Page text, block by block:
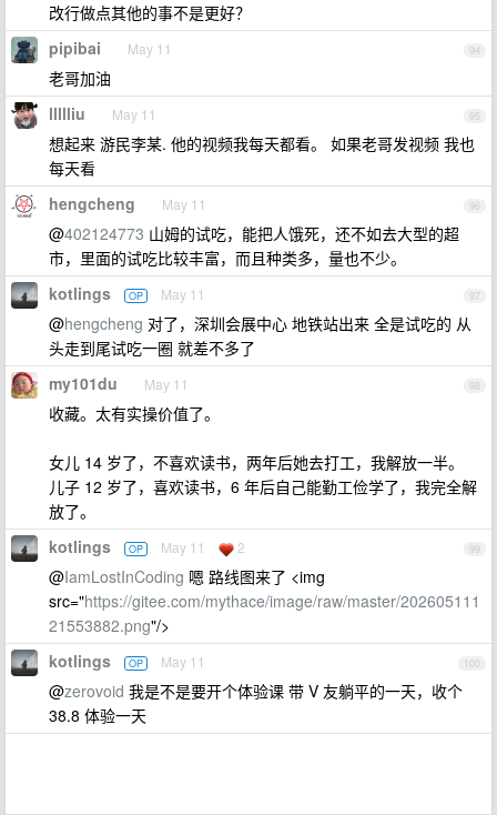
改行做点其他的事不是更好？
94
pipibai May 11
老哥加油
95
llllliu May 11
想起来 游民李某. 他的视频我每天都看。 如果老哥发视频 我也
每天看
96
hengcheng May 11
@402124773 山姆的试吃，能把人饿死，还不如去大型的超
市，里面的试吃比较丰富，而且种类多，量也不少。
97
kotlings OP May 11
@hengcheng 对了，深圳会展中心 地铁站出来 全是试吃的 从
头走到尾试吃一圈 就差不多了
98
my101du May 11
收藏。太有实操价值了。
女儿 14 岁了，不喜欢读书，两年后她去打工，我解放一半。
儿子 12 岁了，喜欢读书，6 年后自己能勤工俭学了，我完全解
放了。
99
kotlings OP May 11 2
@IamLostInCoding 嗯 路线图来了 <img
src="https://gitee.com/mythace/image/raw/master/202605111
21553882.png"/>
100
kotlings OP May 11
@zerovoid 我是不是要开个体验课 带 V 友躺平的一天，收个
38.8 体验一天